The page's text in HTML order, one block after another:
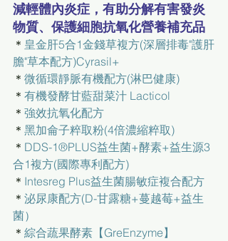
減輕體內炎症，有助分解有害發炎
物質、保護細胞抗氧化營養補充品
＊ 皇金肝5合1金錢草複方(深層排毒"護肝
膽"草本配方)Cyrasil+
＊ 微循環靜脈有機配方(淋巴健康)
＊ 有機發酵甘藍甜菜汁 Lacticol
＊ 強效抗氧化配方
＊ 黑加侖子粹取粉(4倍濃縮粹取)
＊ DDS-1®PLUS益生菌+酵素+益生源3
合1複方(國際專利配方)
＊ Intesreg Plus益生菌腸敏症複合配方
＊ 泌尿康配方(D-甘露糖+蔓越莓+益生
菌）
＊ 綜合蔬果酵素【GreEnzyme】